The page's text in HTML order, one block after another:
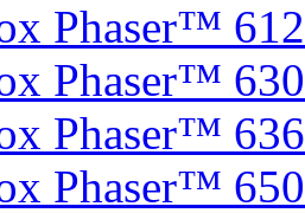
Phaser™
Phaser™
Phaser™
Phaser™